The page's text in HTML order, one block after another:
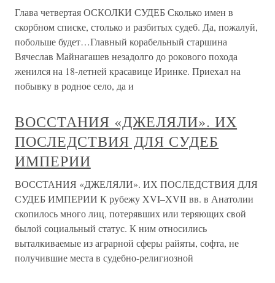
Глава четвертая ОСКОЛКИ СУДЕБ Сколько имен в
скорбном списке, столько и разбитых судеб. Да, пожалуй,
побольше будет…Главный корабельный старшина
Вячеслав Майнагашев незадолго до рокового похода
женился на 18-летней красавице Иринке. Приехал на
побывку в родное село, да и
ВОССТАНИЯ «ДЖЕЛЯЛИ». ИХ
ПОСЛЕДСТВИЯ ДЛЯ СУДЕБ
ИМПЕРИИ
ВОССТАНИЯ «ДЖЕЛЯЛИ». ИХ ПОСЛЕДСТВИЯ ДЛЯ
СУДЕБ ИМПЕРИИ К рубежу XVI–XVII вв. в Анатолии
скопилось много лиц, потерявших или теряющих свой
былой социальный статус. К ним относились
выталкиваемые из аграрной сферы райяты, софта, не
получившие места в судебно-религиозной